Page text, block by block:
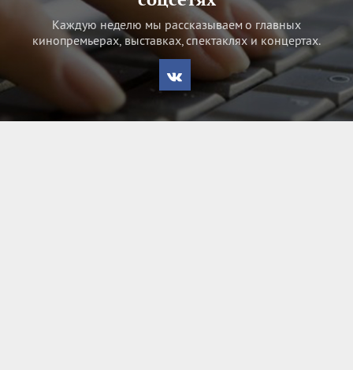
Каждую неделю мы рассказываем о главных
кинопремьерах, выставках, спектаклях и концертах.